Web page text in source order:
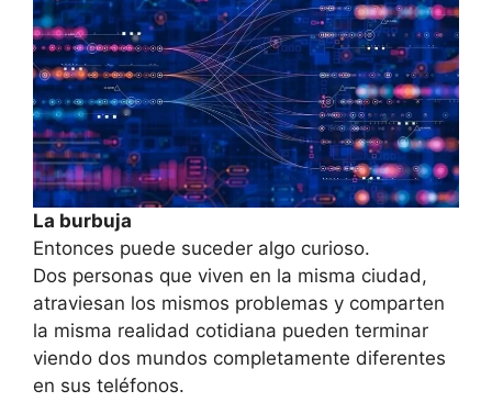
La burbuja
Entonces puede suceder algo curioso.
Dos personas que viven en la misma ciudad,
atraviesan los mismos problemas y comparten
la misma realidad cotidiana pueden terminar
viendo dos mundos completamente diferentes
en sus teléfonos.